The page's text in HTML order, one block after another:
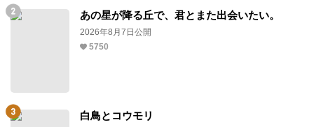
あの星が降る丘で、君とまた出会いたい。
2026年8月7日公開
5750
白鳥とコウモリ